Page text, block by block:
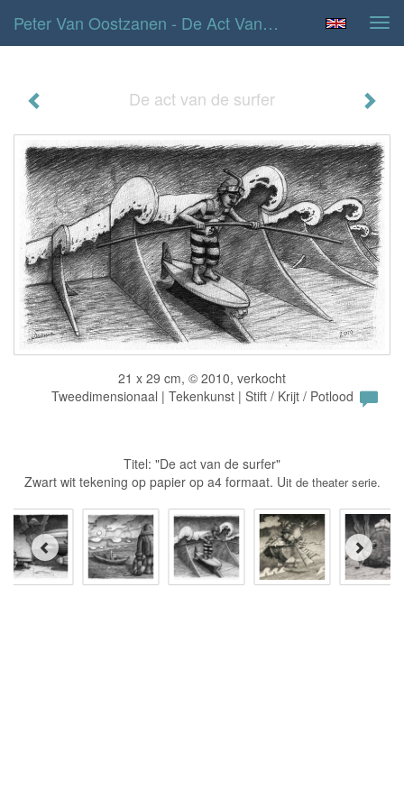
Peter Van Oostzanen - De Act Van De Surfer
De act van de surfer
21 x 29 cm, © 2010, verkocht
Tweedimensionaal | Tekenkunst | Stift / Krijt / Potlood
Titel: "De act van de surfer"
Zwart wit tekening op papier op a4 formaat. Uit de theater serie.